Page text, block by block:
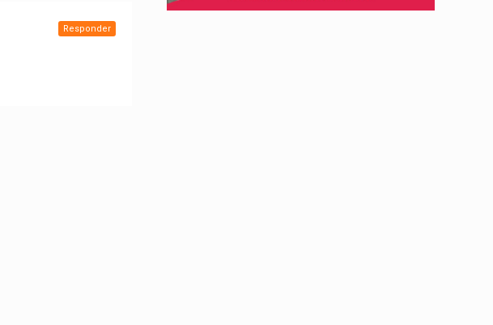
Responder